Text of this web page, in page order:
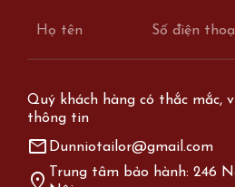
Quý khách hàng có thắc mắc,
thông tin
mail Dunniotailor@gmail.com
location_on
Trung tâm bảo hành: 246